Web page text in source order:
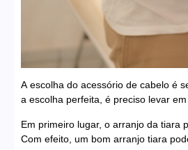
A escolha do acessório de cabelo é
a escolha perfeita, é preciso levar
Em primeiro lugar, o arranjo da tiara
Com efeito, um bom arranjo tiara